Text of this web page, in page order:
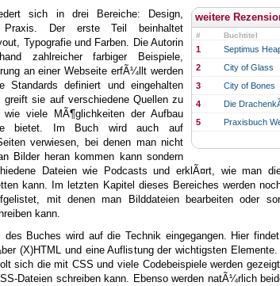
weitere
# Buchtitel
1
Septimus
2
City of Glass
3
City of Bones
4
Die
5
Praxisbuch
sich in drei Bereiche: Design,
Der erste Teil beinhaltet
Typografie und Farben. Die Autorin
zahlreicher farbiger Beispiele,
an einer Webseite erfÃ¼llt werden
Standards definiert und eingehalten
greift sie auf verschiedene Quellen zu
viele MÃ¶glichkeiten der Aufbau
bietet. Im Buch wird auch auf
verwiesen, bei denen man nicht
Bilder heran kommen kann sondern
Dateien wie Podcasts und erklÃ¤rt, wie man
kann. Im letzten Kapitel dieses Bereiches werden
mit denen man Bilddateien bearbeiten oder
kann.
des Buches wird auf die Technik eingegangen. Hier
(X)HTML und eine Auflistung der wichtigsten
sich die mit CSS und viele Codebeispiele werden
Dateien schreiben kann. Ebenso werden natÃ¼rlich